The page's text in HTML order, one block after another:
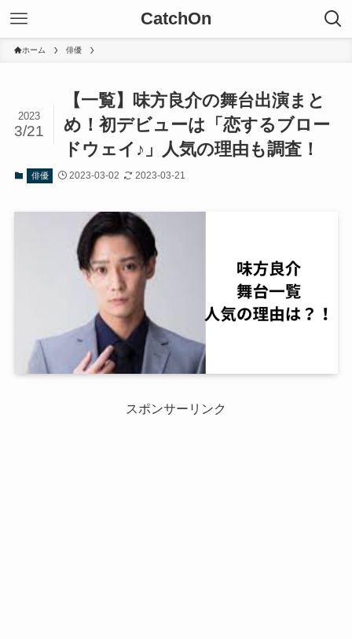
CatchOn
ホーム 俳優
【一覧】味方良介の舞台出演まと
め！初デビューは「恋するブロー
ドウェイ♪」人気の理由も調査！
2023
3/21
俳優 2023-03-02 2023-03-21
スポンサーリンク